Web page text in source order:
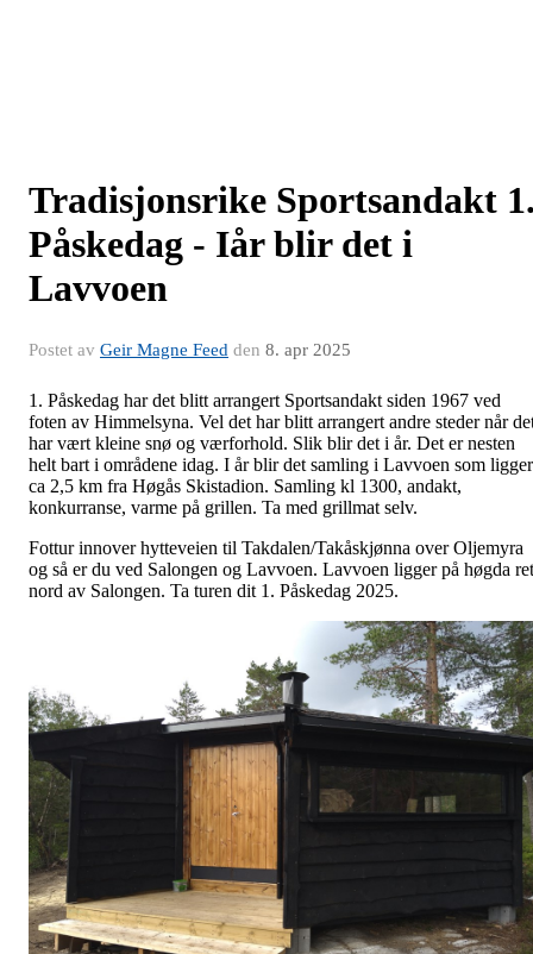
Tradisjonsrike Sportsandakt
Påskedag - Iår blir det i
Lavvoen
Postet av Geir Magne Feed den 8. apr 2025
1. Påskedag har det blitt arrangert Sportsandakt siden 1967 ved
foten av Himmelsyna. Vel det har blitt arrangert andre steder når
har vært kleine snø og værforhold. Slik blir det i år. Det er nesten
helt bart i områdene idag. I år blir det samling i Lavvoen som ligger
ca 2,5 km fra Høgås Skistadion. Samling kl 1300, andakt,
konkurranse, varme på grillen. Ta med grillmat selv.
Fottur innover hytteveien til Takdalen/Takåskjønna over Oljemyra
og så er du ved Salongen og Lavvoen. Lavvoen ligger på høgda
nord av Salongen. Ta turen dit 1. Påskedag 2025.